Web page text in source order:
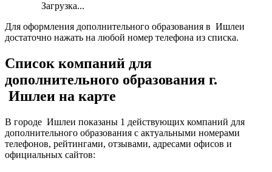
Загрузка...
Для оформления дополнительного образования в Ишлеи
достаточно нажать на любой номер телефона из списка.
Список компаний для
дополнительного образования г.
Ишлеи на карте
В городе Ишлеи показаны 1 действующих компаний для
дополнительного образования с актуальными номерами
телефонов, рейтингами, отзывами, адресами офисов и
официальных сайтов: